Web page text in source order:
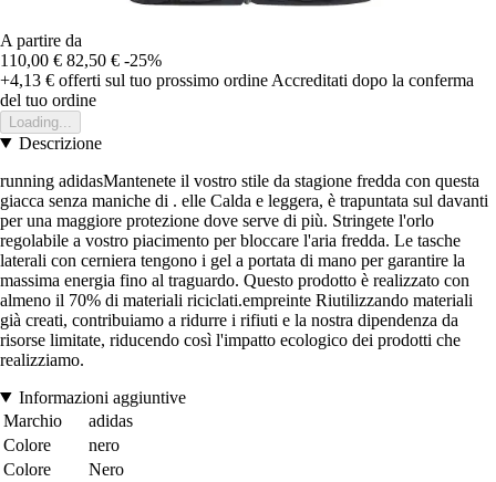
A partire da
110,00 € 82,50 € -25%
+4,13 € offerti sul tuo prossimo ordine Accreditati dopo la conferma
del tuo ordine
Loading...
Descrizione
running adidasMantenete il vostro stile da stagione fredda con questa
giacca senza maniche di . elle Calda e leggera, è trapuntata sul davanti
per una maggiore protezione dove serve di più. Stringete l'orlo
regolabile a vostro piacimento per bloccare l'aria fredda. Le tasche
laterali con cerniera tengono i gel a portata di mano per garantire la
massima energia fino al traguardo. Questo prodotto è realizzato con
almeno il 70% di materiali riciclati.empreinte Riutilizzando materiali
già creati, contribuiamo a ridurre i rifiuti e la nostra dipendenza da
risorse limitate, riducendo così l'impatto ecologico dei prodotti che
realizziamo.
Informazioni aggiuntive
Marchio
adidas
Colore
nero
Colore
Nero